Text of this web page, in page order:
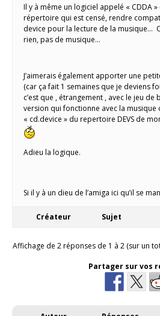
Il y à même un logiciel appelé « CDDA
répertoire qui est censé, rendre
device pour la lecture de la musique…
rien, pas de musique…
J’aimerais également apporter une
(car ça fait 1 semaines que je deviens
c’est que , étrangement , avec le jeu de
version qui fonctionne avec la musique
« cd.device » du repertoire DEVS de
Adieu la logique.
Si il y à un dieu de l’amiga ici qu’il se
Créateur Sujet
Affichage de 2 réponses de 1 à 2 (sur un
Partager sur vos